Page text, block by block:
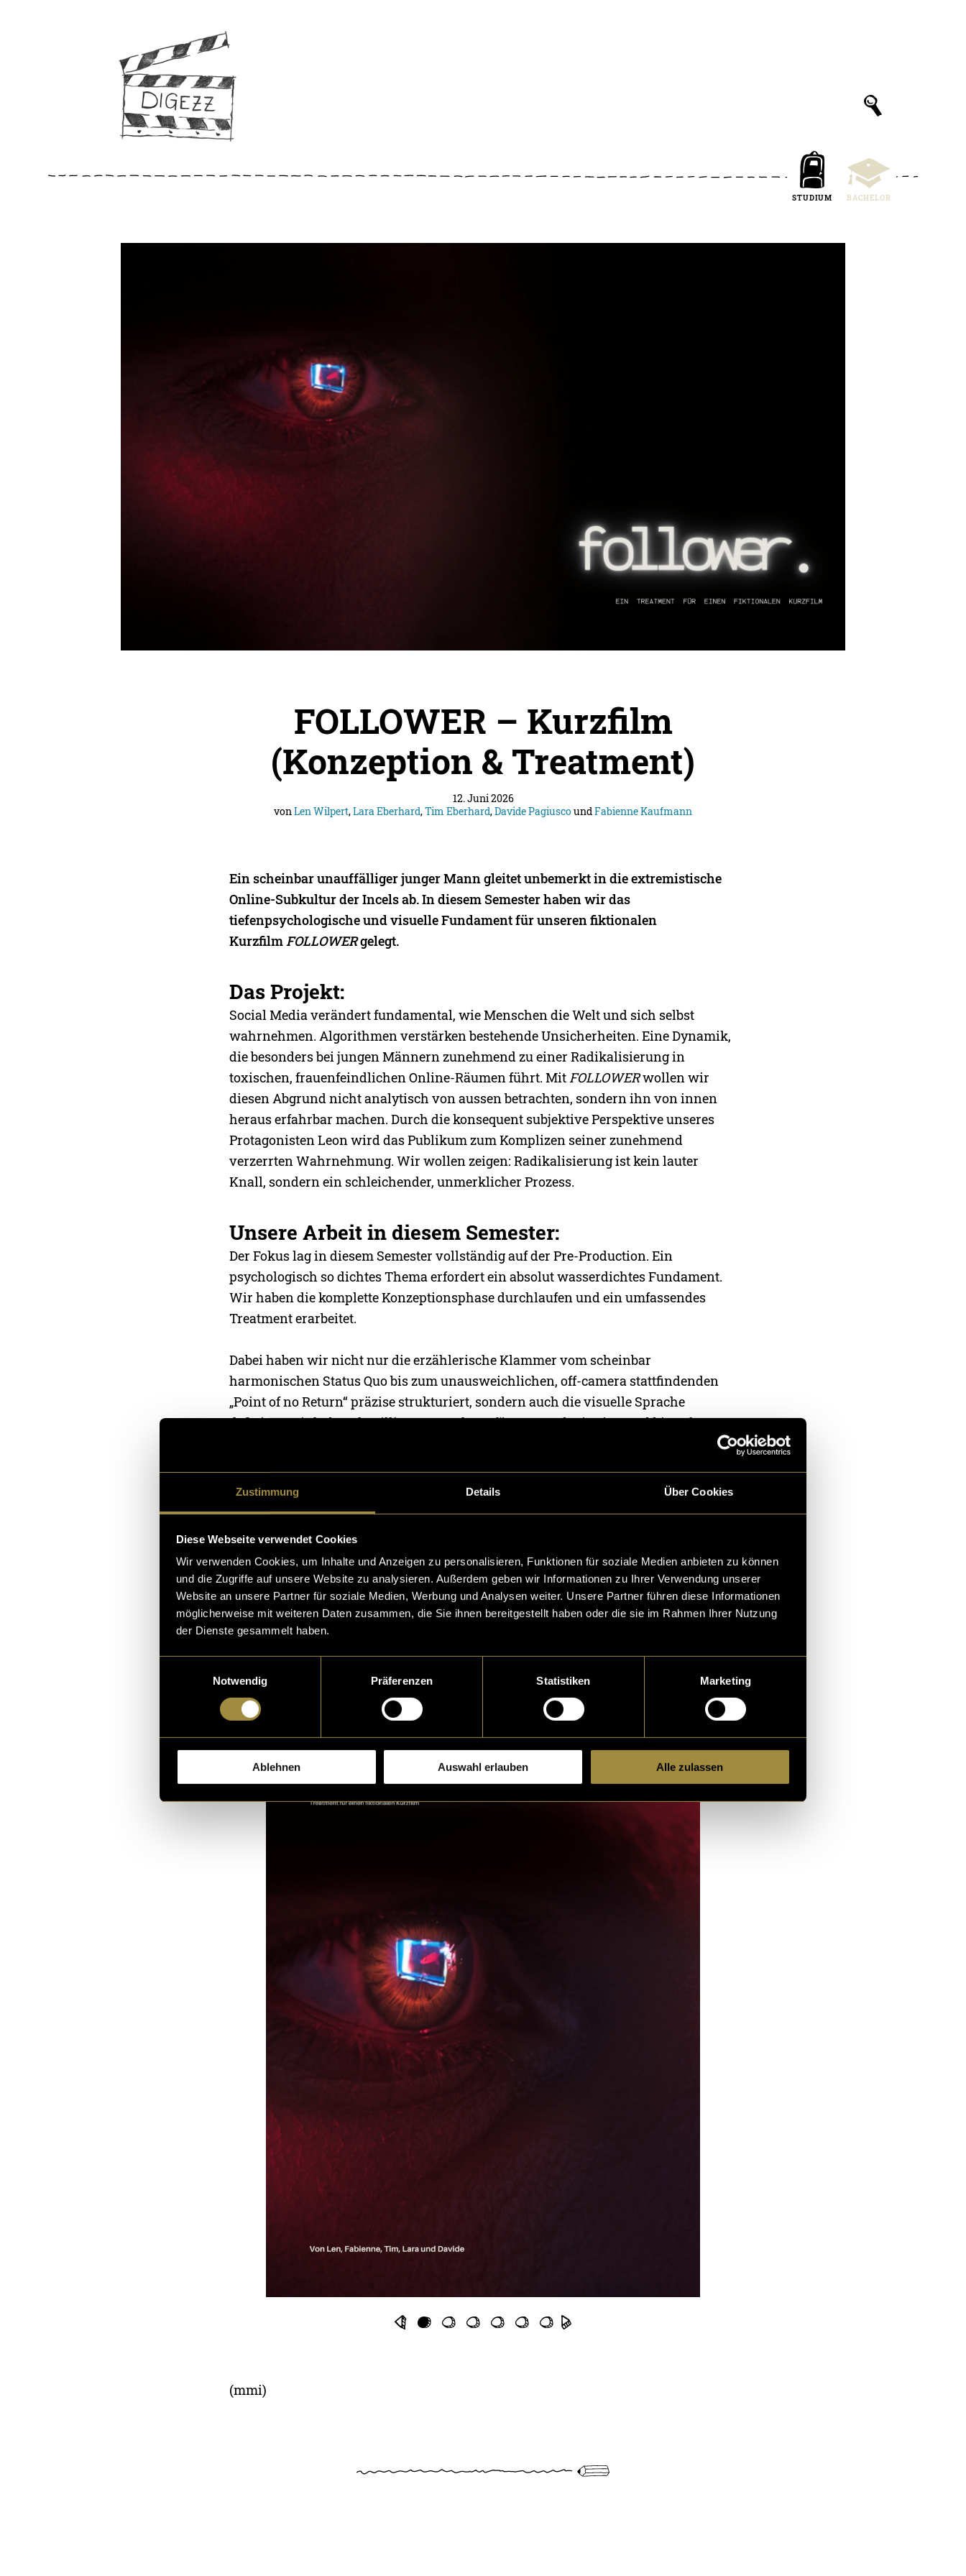
Zustimmung Details Über Cookies
Diese Webseite verwendet Cookies
Wir verwenden Cookies, um Inhalte und Anzeigen zu personalisieren, Funktionen für soziale Medien anbieten zu können
und die Zugriffe auf unsere Website zu analysieren. Außerdem geben wir Informationen zu Ihrer Verwendung unserer
Website an unsere Partner für soziale Medien, Werbung und Analysen weiter. Unsere Partner führen diese Informationen
möglicherweise mit weiteren Daten zusammen, die Sie ihnen bereitgestellt haben oder die sie im Rahmen Ihrer Nutzung
der Dienste gesammelt haben.
Notwendig
Präferenzen Statistiken Marketing
Ablehnen Auswahl erlauben Alle zulassen
STUDIUM BACHELOR
FOLLOWER – Kurzfilm
(Konzeption & Treatment)
12. Juni 2026
vonLen Wilpert,Lara Eberhard,Tim Eberhard,Davide PagiuscoundFabienne Kaufmann
Ein scheinbar unauffälliger junger Mann gleitet unbemerkt in die extremistische
Online-Subkultur der Incels ab. In diesem Semester haben wir das
tiefenpsychologische und visuelle Fundament für unseren fiktionalen
KurzfilmFOLLOWERgelegt.
Das Projekt:
Social Media verändert fundamental, wie Menschen die Welt und sich selbst
wahrnehmen. Algorithmen verstärken bestehende Unsicherheiten. Eine Dynamik,
die besonders bei jungen Männern zunehmend zu einer Radikalisierung in
toxischen, frauenfeindlichen Online-Räumen führt. MitFOLLOWERwollen wir
diesen Abgrund nicht analytisch von aussen betrachten, sondern ihn von innen
heraus erfahrbar machen. Durch die konsequent subjektive Perspektive unseres
Protagonisten Leon wird das Publikum zum Komplizen seiner zunehmend
verzerrten Wahrnehmung. Wir wollen zeigen: Radikalisierung ist kein lauter
Knall, sondern ein schleichender, unmerklicher Prozess.
Unsere Arbeit in diesem Semester:
Der Fokus lag in diesem Semester vollständig auf der Pre-Production. Ein
psychologisch so dichtes Thema erfordert ein absolut wasserdichtes Fundament.
Wir haben die komplette Konzeptionsphase durchlaufen und ein umfassendes
Treatment erarbeitet.
Dabei haben wir nicht nur die erzählerische Klammer vom scheinbar
harmonischen Status Quo bis zum unausweichlichen, off-camera stattfindenden
„Point of no Return“ präzise strukturiert, sondern auch die visuelle Sprache
definiert. Wir haben detaillierte Metaphern für Leons Abstieg ins «Rabbit Hole»
blauen Leuchten der Bildschirme manifestieren.
Ausblick:
Das Treatment steht und bildet nun unser robustes Drehbuch-Ersatzgerüst für die
anstehende Produktion. Die visuelle und psychologische Vision ist geschärft, und
das Team ist bereit,FOLLOWERim nächsten Schritt zum Leben zu erwecken.
Treatment
(mmi)